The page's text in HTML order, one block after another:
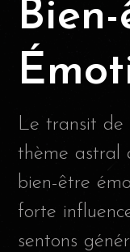
Le transit de
thème astral
bien-être
forte
sentons